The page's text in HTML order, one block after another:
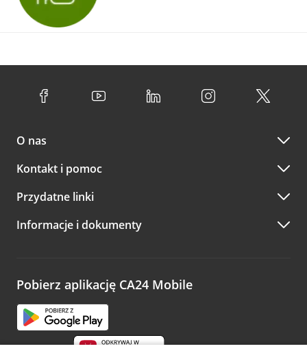
O nas
Kontakt i pomoc
Przydatne linki
Informacje i dokumenty
Pobierz aplikację CA24 Mobile